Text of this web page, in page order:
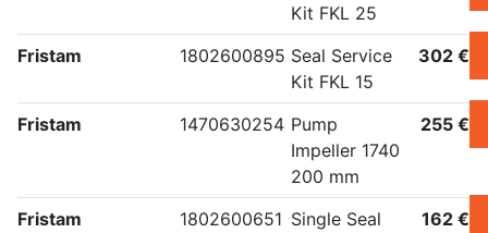
Kit FKL 25
Fristam 1802600895 Seal Service
Kit FKL 15
302 €
Fristam 1470630254 Pump
Impeller 1740
200 mm
255 €
Fristam 1802600651 Single Seal
162 €